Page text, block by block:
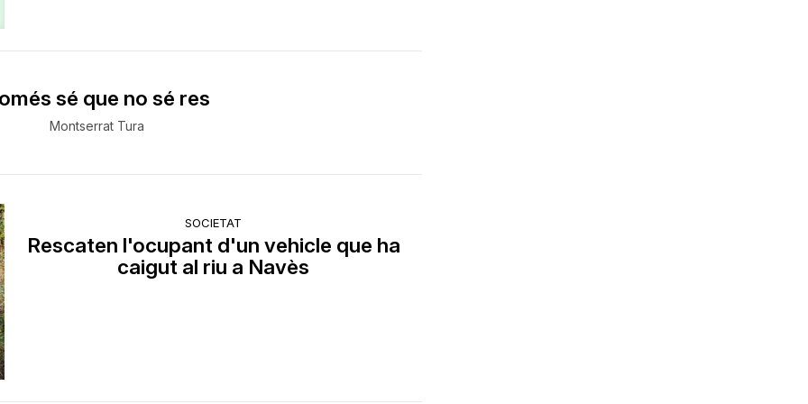
sé que no sé res
Montserrat Tura
SOCIETAT
Rescaten l'ocupant d'un vehicle que ha
caigut al riu a Navès